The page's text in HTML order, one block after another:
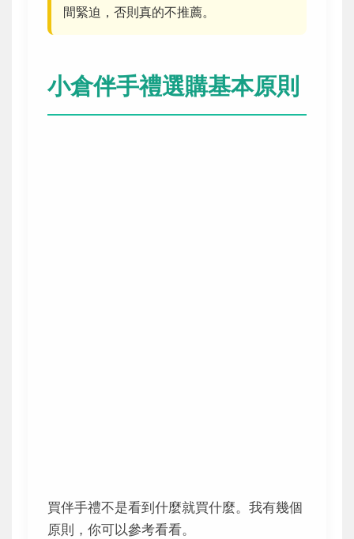
間緊迫，否則真的不推薦。
小倉伴手禮選購基本原則
買伴手禮不是看到什麼就買什麼。我有幾個
原則，你可以參考看看。